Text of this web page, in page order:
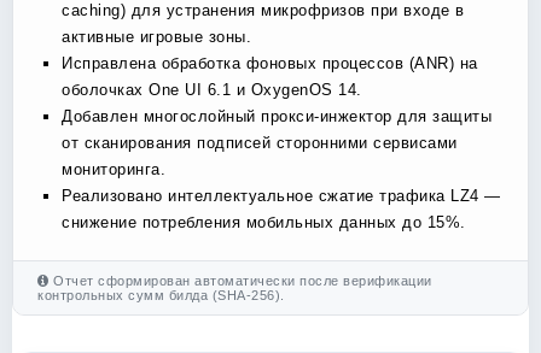
caching) для устранения микрофризов при входе в
активные игровые зоны.
Исправлена обработка фоновых процессов (ANR) на
оболочках One UI 6.1 и OxygenOS 14.
Добавлен многослойный прокси-инжектор для защиты
от сканирования подписей сторонними сервисами
мониторинга.
Реализовано интеллектуальное сжатие трафика LZ4 —
снижение потребления мобильных данных до 15%.
Отчет сформирован автоматически после верификации
контрольных сумм билда (SHA-256).